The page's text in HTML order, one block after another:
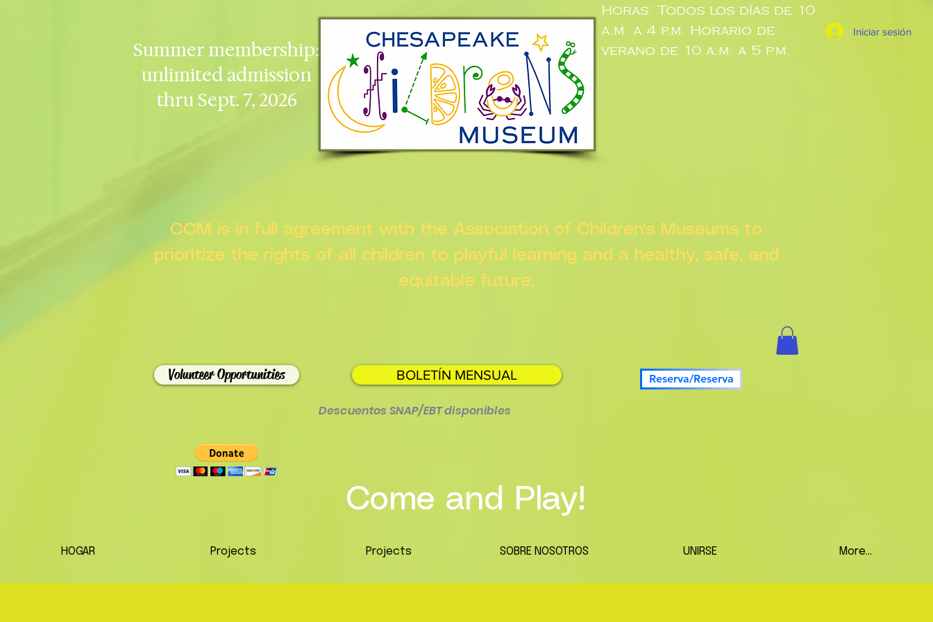
Summer membership:
unlimited admission
thru Sept. 7, 2026
Horas: Todos los días de 10
a.m. a 4 p.m. Horario de
verano de 10 a.m. a 5 p.m.
Iniciar sesión
CCM is in full agreement with the Association of Children's Museums to
prioritize the rights of all children to playful learning and a healthy, safe, and
equitable future.
Volunteer Opportunities BOLETÍN MENSUAL Reserva/Reserva
Descuentos SNAP/EBT disponibles
Come and Play!
HOGAR Projects Projects SOBRE NOSOTROS UNIRSE More...